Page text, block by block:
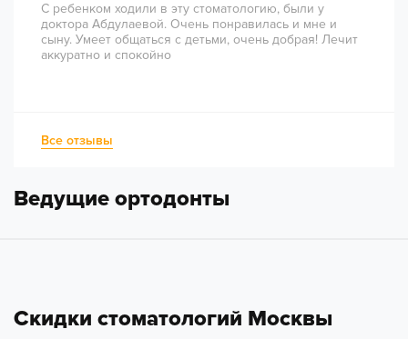
С ребенком ходили в эту стоматологию, были у
доктора Абдулаевой. Очень понравилась и мне и
сыну. Умеет общаться с детьми, очень добрая! Лечит
аккуратно и спокойно
Все отзывы
Ведущие ортодонты
Скидки стоматологий Москвы